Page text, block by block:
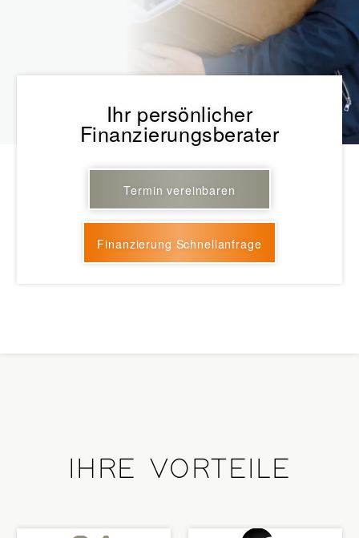
Ihr persönlicher
Finanzierungsberater
Termin vereinbaren
Finanzierung Schnellanfrage
IHRE VORTEILE